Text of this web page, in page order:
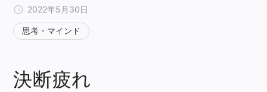
2022年5月30日
思考・マインド
決断疲れ